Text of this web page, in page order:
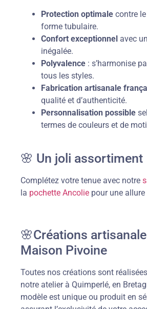
Protection optimale contre
forme tubulaire.
Confort exceptionnel avec
inégalée.
Polyvalence : s’harmonise
tous les styles.
Fabrication artisanale
qualité et d’authenticité.
Personnalisation possible
termes de couleurs et de
🌸 Un joli assortiment
Complétez votre tenue avec notre
la pochette Ancolie pour une allure
🌸Créations
Maison Pivoine
Toutes nos créations sont
notre atelier à Quimperlé, en
modèle est unique ou produit en